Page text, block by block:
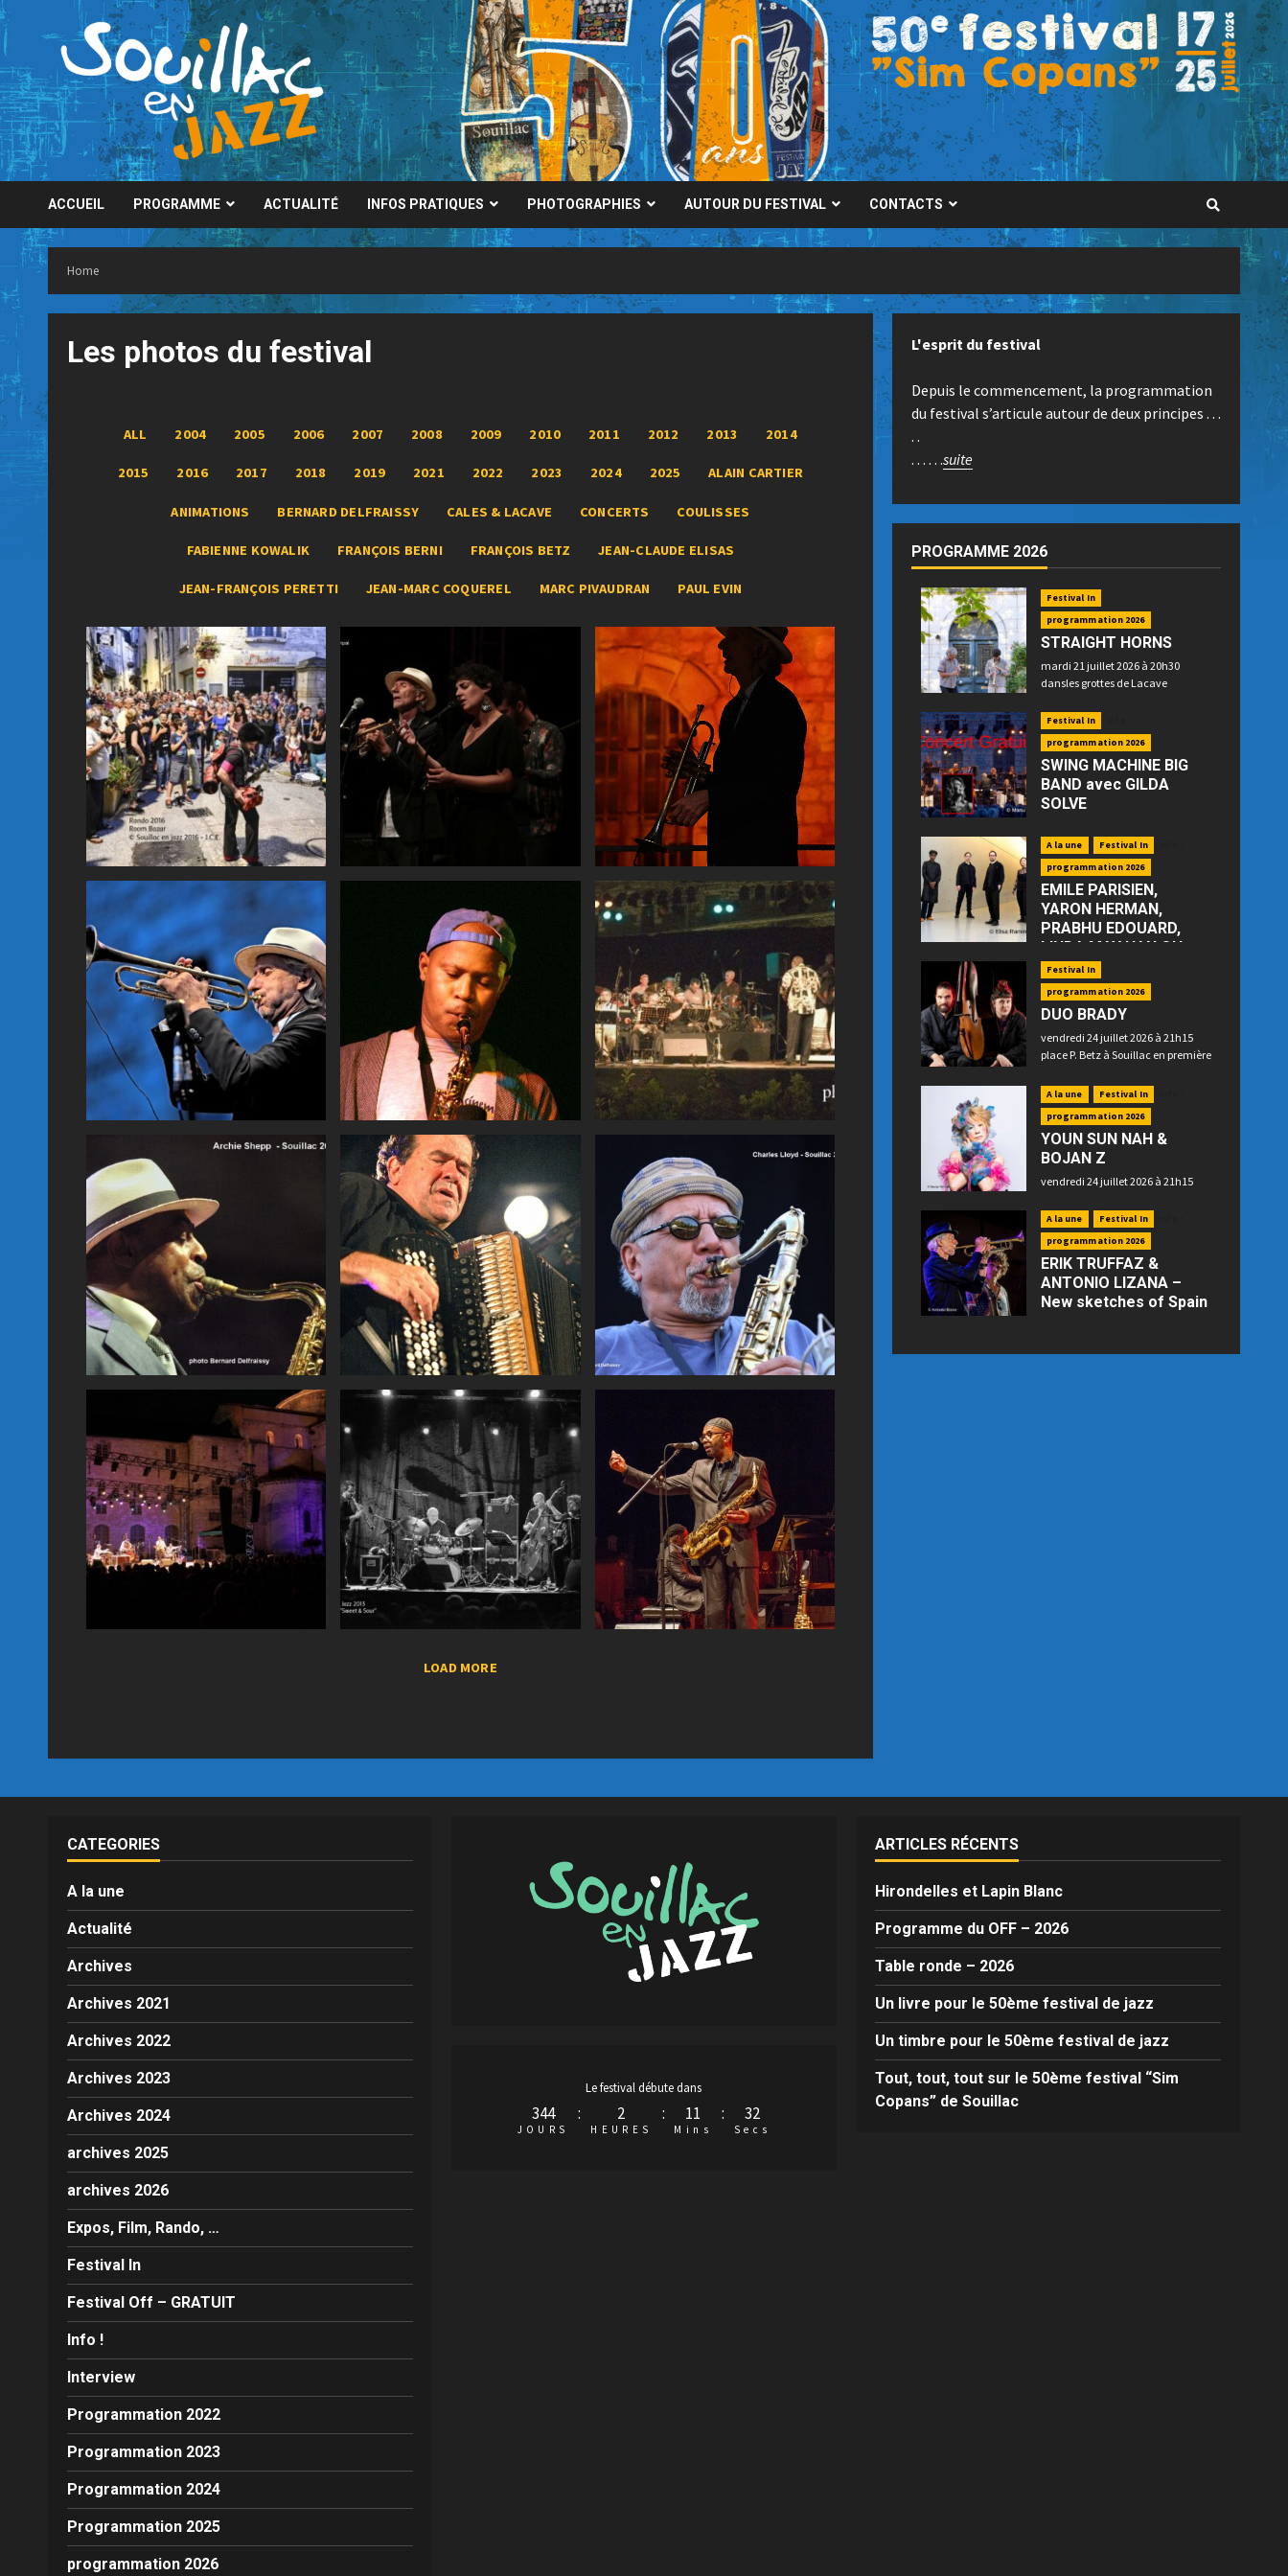
Skip
to
content
ACCUEIL PROGRAMME ACTUALITÉ INFOS PRATIQUES PHOTOGRAPHIES AUTOUR DU FESTIVAL CONTACTS
Home
Les photos du festival
ALL 2004 2005 2006 2007 2008 2009 2010 2011 2012 2013 2014
2015 2016 2017 2018 2019 2021 2022 2023 2024 2025 ALAIN CARTIER
ANIMATIONS BERNARD DELFRAISSY CALES & LACAVE CONCERTS COULISSES
FABIENNE KOWALIK FRANÇOIS BERNI FRANÇOIS BETZ JEAN-CLAUDE ELISAS
JEAN-FRANÇOIS PERETTI JEAN-MARC COQUEREL MARC PIVAUDRAN PAUL EVIN
LOAD MORE
L'esprit du festival
Depuis le commencement, la programmation
du festival s’articule autour de deux principes . . .
. .
. . . . . .suite
PROGRAMME 2026
Festival In
programmation 2026
STRAIGHT HORNS
mardi 21 juillet 2026 à 20h30
dansles grottes de Lacave
Festival In
programmation 2026
SWING MACHINE BIG
BAND avec GILDA
SOLVE
place P. Betz à Souillac - GRATUIT -
A la une Festival In
programmation 2026
EMILE PARISIEN,
YARON HERMAN,
PRABHU EDOUARD,
LINDA MAY HAN OH
—“Floating”
jeudi 23 juillet 2026 à 21h15 place
P. Betz à Souillac
Festival In
programmation 2026
DUO BRADY
vendredi 24 juillet 2026 à 21h15
place P. Betz à Souillac en première
A la une Festival In
programmation 2026
YOUN SUN NAH &
BOJAN Z
vendredi 24 juillet 2026 à 21h15
deuxième partie
A la une Festival In
programmation 2026
ERIK TRUFFAZ &
ANTONIO LIZANA –
New sketches of Spain
CATEGORIES
A la une
Actualité
Archives
Archives 2021
Archives 2022
Archives 2023
Archives 2024
archives 2025
archives 2026
Expos, Film, Rando, …
Festival In
Festival Off – GRATUIT
Info !
Interview
Programmation 2022
Programmation 2023
Programmation 2024
Programmation 2025
programmation 2026
Le festival débute dans
344
JOURS
: 2
HEURES
: 11
Mins
: 31
Secs
ARTICLES RÉCENTS
Hirondelles et Lapin Blanc
Programme du OFF – 2026
Table ronde – 2026
Un livre pour le 50ème festival de jazz
Un timbre pour le 50ème festival de jazz
Tout, tout, tout sur le 50ème festival “Sim
Copans” de Souillac